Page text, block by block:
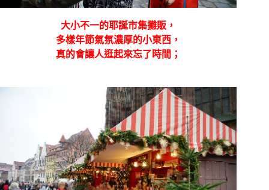
大小不一的耶誕市集攤販，
多樣年節氣氛濃厚的小東西，
真的會讓人逛起來忘了時間；